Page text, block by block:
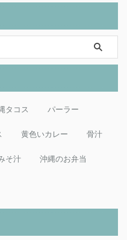
タコス パーラー
黄色いカレー 骨汁
そ汁 沖縄のお弁当